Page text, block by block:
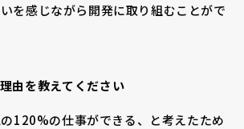
を感じながら開発に取り組むことがで
由を教えてください
120%の仕事ができる、と考えたため